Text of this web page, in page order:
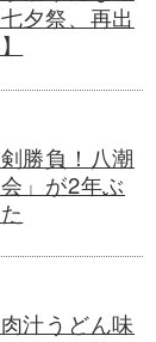
夕祭、再出
勝負！八潮
」が2年ぶ
汁うどん味